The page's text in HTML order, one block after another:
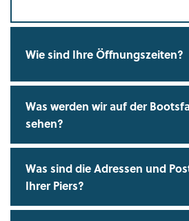
Wie sind Ihre Öffnungszeiten?
Was werden wir auf der
sehen?
Was sind die Adressen und
Ihrer Piers?